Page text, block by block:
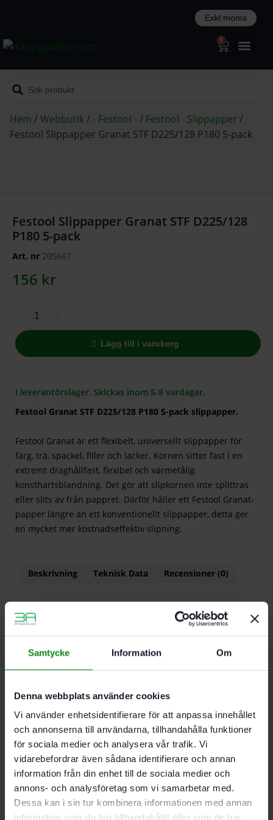
Samtycke Information Om
Denna webbplats använder cookies
Vi använder enhetsidentifierare för att anpassa innehållet
och annonserna till användarna, tillhandahålla funktioner
för sociala medier och analysera vår trafik. Vi
vidarebefordrar även sådana identifierare och annan
information från din enhet till de sociala medier och
annons- och analysföretag som vi samarbetar med.
Dessa kan i sin tur kombinera informationen med annan
information som du har tillhandahållit eller som de har
0
Hem /Webbutik/ - Festool -/ Festool - Slippapper /
Festool Slippapper Granat STF D225/128 P180 5-pack
Festool Slippapper Granat STF D225/128
P180 5-pack
Art. nr 205667
156 kr
Lägg till i varukorg
I leverantörslager. Skickas inom 5-8 vardagar.
Festool Granat STF D225/128 P180 5-pack slippapper.
Festool Granat är ett flexibelt, universellt slippapper för
färg, trä, spackel, filler och lacker. Kornen sitter fast i en
extremt draghållfast, flexibel och värmetålig
konsthartsblandning. Det gör att slipkornen inte splittras
eller slits av från pappret. Därför håller ett Festool Granat-
papper längre än ett konventionellt slippapper, detta ger
en mycket mer kostnadseffektiv slipning.
Beskrivning Teknisk Data Recensioner (0)
Egenskaper
Bearbetning av gipsspackel och cementbaserat
För PLANEX LHS 2 225 EQ, PLANEX 225 EQ,
PLANEX LHS-E 225 easy
Korn P180
Diameter 225 mm